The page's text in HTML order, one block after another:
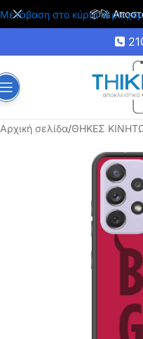
Μετάβαση στο κύριο
🚚 Δωρεάν
Αρχική σελίδα/ΘΗΚΕΣ